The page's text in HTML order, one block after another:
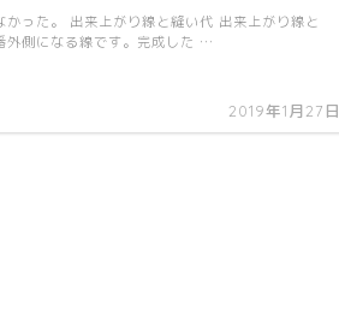
2019年1月27日
かった。 出来上がり線と縫い代 出来上がり線と
外側になる線です。完成した …